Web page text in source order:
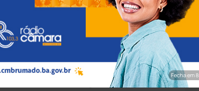
Magalhães Neto, em Brumado, com
contraído a doença durante a
Sudoeste nesta terça-feira (29)
Esse é o primeiro registro de
Não foi divulgado se a mãe da
Fecha em